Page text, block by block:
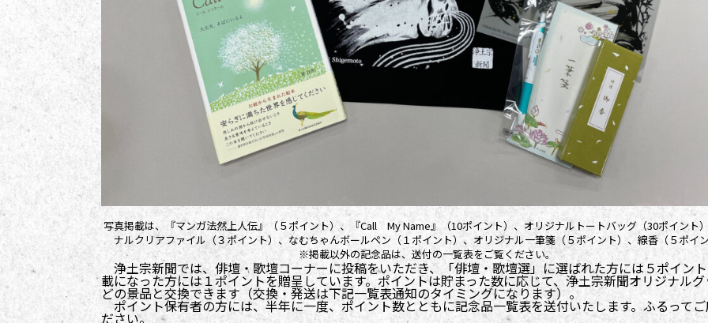
写真掲載は、『マンガ法然上人伝』（５ポイント）、『Call My Name』（10ポイント）、オリジナルトートバッグ（30ポイント
ナルクリアファイル（３ポイント）、なむちゃんボールペン（１ポイント）、オリジナル一筆箋（５ポイント）、線香（５ポイ
※掲載以外の記念品は、送付の一覧表をご覧ください。
浄土宗新聞では、俳壇・歌壇コーナーに投稿をいただき、「俳壇・歌壇選」に選ばれた方には５ポイン
載になった方には１ポイントを贈呈しています。ポイントは貯まった数に応じて、浄土宗新聞オリジナル
どの景品と交換できます（交換・発送は下記一覧表通知のタイミングになります）。
ポイント保有者の方には、半年に一度、ポイント数とともに記念品一覧表を送付いたします。ふるって
ださい。